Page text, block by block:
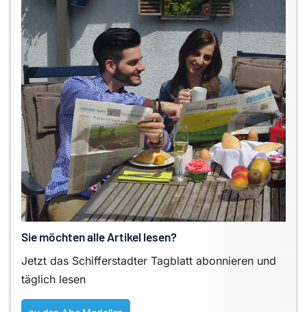
Sie möchten alle Artikel lesen?
Jetzt das Schifferstadter Tagblatt abonnieren und
täglich lesen